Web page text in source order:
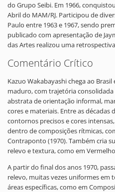
do Grupo Seibi. Em 1966,
Abril do MAM/RJ. Participou de
Paulo entre 1963 e 1967, sendo
publicado com apresentação de
das Artes realizou uma
Comentário Crítico
Kazuo Wakabayashi chega ao
maduro, com trajetória
abstrata de orientação informal,
cores e materiais. Entre as décadas
contornos precisos e cores
dentro de composições rítmicas,
Contraponto (1970). Também cria
relevo e textura, como em
A partir do final dos anos 1970,
relevo, muitas vezes uniformes em
áreas específicas, como em